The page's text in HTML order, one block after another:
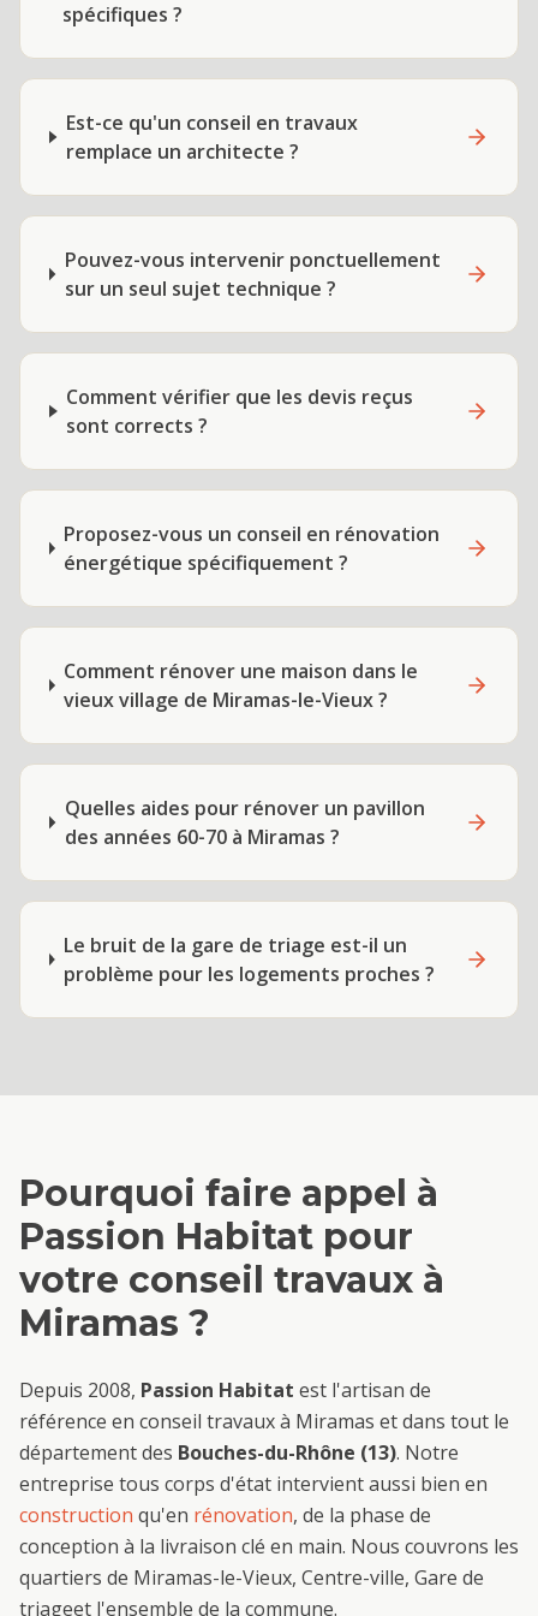
spécifiques ?
Est-ce qu'un conseil en travaux
remplace un architecte ?
Pouvez-vous intervenir ponctuellement
sur un seul sujet technique ?
Comment vérifier que les devis reçus
sont corrects ?
Proposez-vous un conseil en rénovation
énergétique spécifiquement ?
Comment rénover une maison dans le
vieux village de Miramas-le-Vieux ?
Quelles aides pour rénover un pavillon
des années 60-70 à Miramas ?
Le bruit de la gare de triage est-il un
problème pour les logements proches ?
Pourquoi faire appel à
Passion Habitat pour
votre conseil travaux à
Miramas ?
Depuis 2008, Passion Habitat est l'artisan de
référence en conseil travauxà Miramas et dans tout le
département des Bouches-du-Rhône (13). Notre
entreprise tous corps d'état intervient aussi bien en
construction qu'en rénovation, de la phase de
conception à la livraison clé en main. Nous couvrons les
quartiers de Miramas-le-Vieux, Centre-ville, Gare de
triageet l'ensemble de la commune.